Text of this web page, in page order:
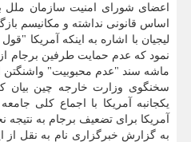
اعضای شورای امنیت سازمان ملل
اساس قانونی نداشته و مکانیسم
لیجیان با اشاره به اینکه آمریکا
نمود که عدم حمایت طرفین برجام
ماشه سند "عدم محبوبیت"
سخنگوی وزارت خارجه چین بیان
یکجانبه آمریکا با اجماع کلی
آمریکا برای تضعیف برجام به نتیجه
به گزارش خبرگزاری نام به نقل از